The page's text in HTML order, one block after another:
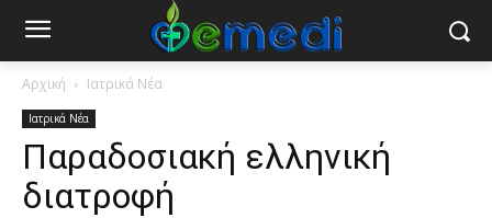
Αρχική Ιατρικά Νέα
Ιατρικά Νέα
Παραδοσιακή ελληνική
διατροφή